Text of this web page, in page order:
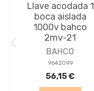
Llave acodada 1
boca aislada
1000v bahco
2mv-21
BAHCO
9642099
56,15 €